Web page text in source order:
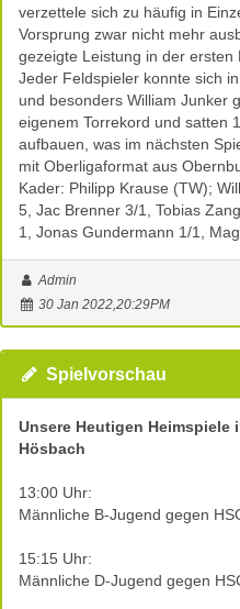
verzettele sich zu häufig in
Vorsprung zwar nicht mehr
gezeigte Leistung in der ersten
Jeder Feldspieler konnte sich
und besonders William Junker
eigenem Torrekord und satten
aufbauen, was im nächsten
mit Oberligaformat aus
Kader: Philipp Krause (TW);
5, Jac Brenner 3/1, Tobias
1, Jonas Gundermann 1/1,
Admin
30 Jan 2022,20:29PM
Spielvorschau
Unsere Heutigen Heimspiele
Hösbach
13:00 Uhr:
Männliche B-Jugend gegen
15:15 Uhr:
Männliche D-Jugend gegen